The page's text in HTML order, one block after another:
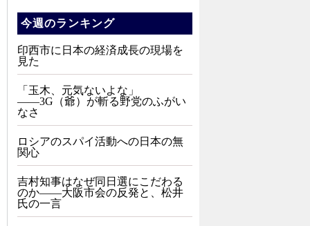
今週のランキング
印西市に日本の経済成長の現場を
見た
「玉木、元気ないよな」
――3G（爺）が斬る野党のふがい
なさ
ロシアのスパイ活動への日本の無
関心
吉村知事はなぜ同日選にこだわる
のか――大阪市会の反発と、松井
氏の一言